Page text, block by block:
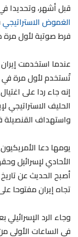
قبل أشهر، وتحديدا
الغموض الاستراتيجي
فرط صوتية لأول مرة
عندما استخدمت
إنه جاء ردا على
الحليف الاستراتيجي
واستهداف
يومها دعا
الأحادي لإسرائيل
أصبح الحديث عن
تجاه إيران مفتوحا
وجاء الرد